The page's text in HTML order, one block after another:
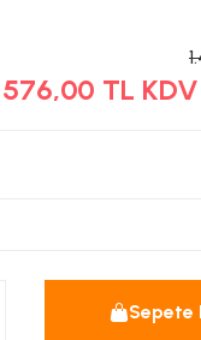
576,00 TL
Sepete